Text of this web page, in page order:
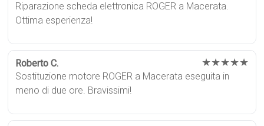
Riparazione scheda elettronica ROGER a Macerata.
Ottima esperienza!
Roberto C. ★★★★★
Sostituzione motore ROGER a Macerata eseguita in
meno di due ore. Bravissimi!